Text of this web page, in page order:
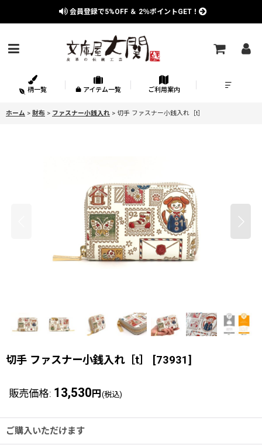
会員登録で5%OFF ＆ 2％ポイントGET！
柄一覧 アイテム一覧 ご利用案内
ホーム > 財布 > ファスナー小銭入れ > 切手 ファスナー小銭入れ［t］
切手 ファスナー小銭入れ［t］ [73931]
販売価格: 13,530 円 (税込)
ご購入いただけます